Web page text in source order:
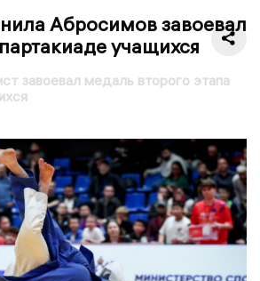
Абросимов завоевал
учащихся
завоевал медаль второго этапа